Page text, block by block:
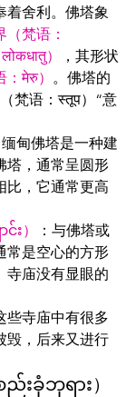
着舍利。佛塔象
（梵语 ：
）
，其形状
मेरु）
。佛塔的
梵语：स्तूप）“意
缅甸佛塔是一种建
塔，通常呈圆形
比，它通常更高
း）
：与佛塔或
常是空心的方形
寺庙没有显眼的
些寺庙中有很多
毁，后来又进行
ည်းခုံဘုရား）